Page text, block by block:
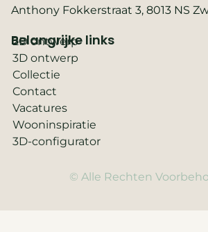
Belangrijke links
2D ontwerp
3D ontwerp
Collectie
Contact
Vacatures
Wooninspiratie
3D-configurator
Anthony Fokkerstraat 3, 8013 NS
© Alle Rechten